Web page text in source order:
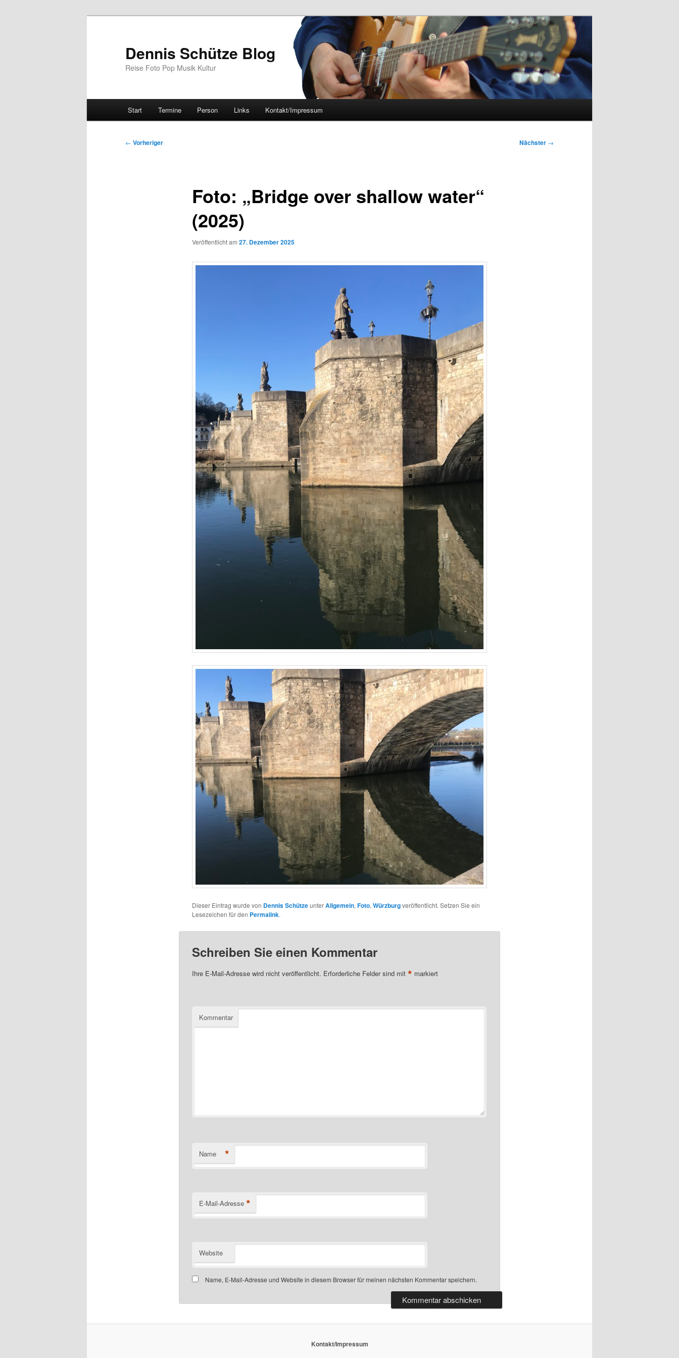
Dennis Schütze Blog
Reise Foto Pop Musik Kultur
Start Termine Person Links Kontakt/Impressum
Beitragsnavigation
← Vorheriger Nächster →
Foto: „Bridge over shallow water“
(2025)
Veröffentlicht am 27. Dezember 2025
Dieser Eintrag wurde von Dennis SchützeunterAllgemein, Foto, Würzburgveröffentlicht. Setzen Sie ein
Lesezeichen für den Permalink.
Schreiben Sie einen Kommentar
Ihre E-Mail-Adresse wird nicht veröffentlicht. Erforderliche Felder sind mit * markiert
Kommentar
Name *
E-Mail-Adresse *
Website
Name, E-Mail-Adresse und Website in diesem Browser für meinen nächsten Kommentar speichern.
Kontakt/Impressum